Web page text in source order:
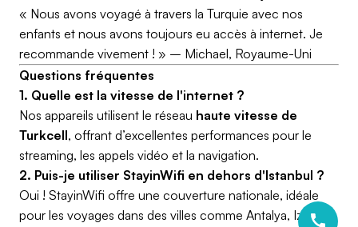
« Nous avons voyagé à travers la Turquie avec nos
enfants et nous avons toujours eu accès à internet. Je
recommande vivement ! » – Michael, Royaume-Uni
Questions fréquentes
1. Quelle est la vitesse de l'internet ?
Nos appareils utilisent le réseau haute vitesse de
Turkcell, offrant d’excellentes performances pour le
streaming, les appels vidéo et la navigation.
2. Puis-je utiliser StayinWifi en dehors d'Istanbul ?
Oui ! StayinWifi offre une couverture nationale, idéale
pour les voyages dans des villes comme Antalya, Izmir et